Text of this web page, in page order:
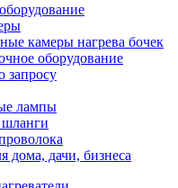
камеры нагрева бочек
оборудование
запросу
лампы
шланги
дома, дачи, бизнеса